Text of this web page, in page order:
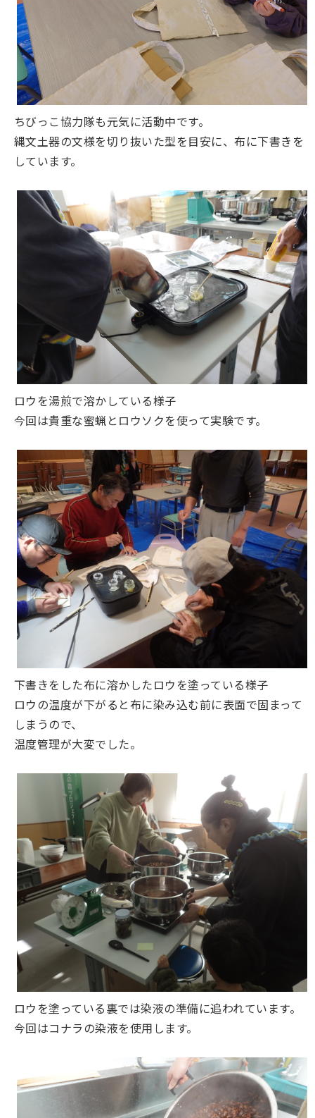
ちびっこ協力隊も元気に活動中です。
縄文土器の文様を切り抜いた型を目安に、布に下書きを
しています。
ロウを湯煎で溶かしている様子
今回は貴重な蜜蝋とロウソクを使って実験です。
下書きをした布に溶かしたロウを塗っている様子
ロウの温度が下がると布に染み込む前に表面で固まって
しまうので、
温度管理が大変でした。
ロウを塗っている裏では染液の準備に追われています。
今回はコナラの染液を使用します。